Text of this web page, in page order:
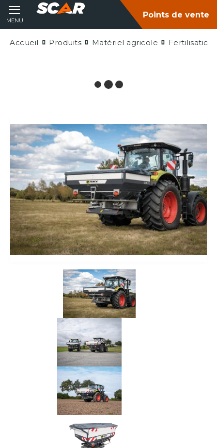
MENU
Points de vente
Accueil Produits Matériel agricole